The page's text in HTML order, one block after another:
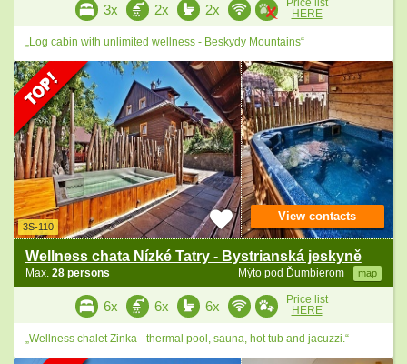
3x 2x 2x
Price list
HERE
„Log cabin with unlimited wellness - Beskydy Mountains“
3S-110
Wellness chata Nízké Tatry - Bystrianská jeskyně
Mýto pod Ďumbierom map
Max. 28 persons
View contacts
6x 6x 6x
Price list
HERE
„Wellness chalet Zinka - thermal pool, sauna, hot tub and jacuzzi.“